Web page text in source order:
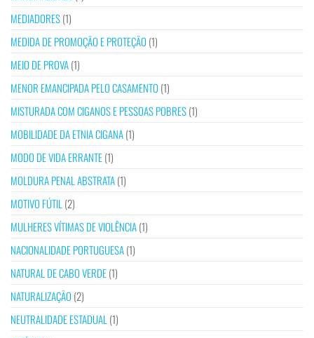
MEDIADORES(1)
MEDIDA DE PROMOÇÃO E PROTEÇÃO (1)
MEIO DE PROVA(1)
MENOR EMANCIPADA PELO CASAMENTO (1)
MISTURADA COM CIGANOS E PESSOAS POBRES(1)
MOBILIDADE DA ETNIA CIGANA(1)
MODO DE VIDA ERRANTE(1)
MOLDURA PENAL ABSTRATA(1)
MOTIVO FÚTIL (2)
MULHERES VÍTIMAS DE VIOLÊNCIA(1)
NACIONALIDADE PORTUGUESA(1)
NATURAL DE CABO VERDE(1)
NATURALIZAÇÃO (2)
NEUTRALIDADE ESTADUAL (1)